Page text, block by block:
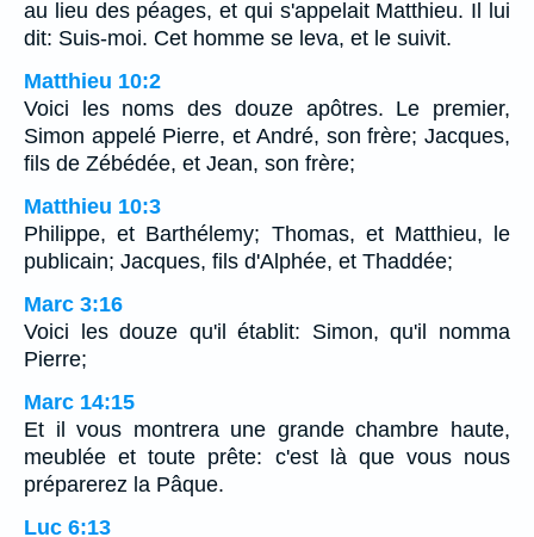
au lieu des péages, et qui s'appelait Matthieu. Il lui
dit: Suis-moi. Cet homme se leva, et le suivit.
Matthieu 10:2
Voici les noms des douze apôtres. Le premier,
Simon appelé Pierre, et André, son frère; Jacques,
fils de Zébédée, et Jean, son frère;
Matthieu 10:3
Philippe, et Barthélemy; Thomas, et Matthieu, le
publicain; Jacques, fils d'Alphée, et Thaddée;
Marc 3:16
Voici les douze qu'il établit: Simon, qu'il nomma
Pierre;
Marc 14:15
Et il vous montrera une grande chambre haute,
meublée et toute prête: c'est là que vous nous
préparerez la Pâque.
Luc 6:13